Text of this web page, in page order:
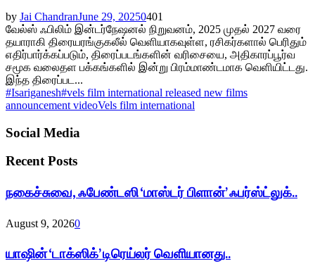
by Jai ChandranJune 29, 20250401
வேல்ஸ் ஃபிலிம் இன்டர்நேஷனல் நிறுவனம், 2025 முதல் 2027 வரை
தயாராகி திரையரங்குகலீல் வெளியாகவுள்ள, ரசிகர்களால் பெரிதும்
எதிர்பார்க்கப்படும், திரைப்படங்களின் வரிசையை, அதிகாரப்பூர்வ
சமூக வலைதள பக்கங்களில் இன்று பிரம்மாண்டமாக வெளியிட்டது.
இந்த திரைப்பட...
#Isariganesh#vels film international released new films
announcement videoVels film international
Social Media
Recent Posts
நகைச்சுவை, ஃபேண்டஸி ‘மாஸ்டர் பிளான்’ ஃபர்ஸ்ட்லுக்..
August 9, 20260
யாஷின் ‘டாக்ஸிக்’ டிரெய்லர் வெளியானது..